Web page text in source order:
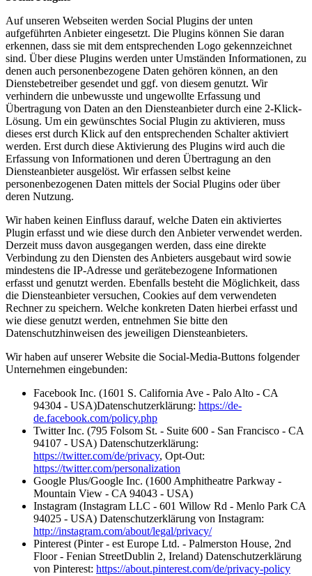
Auf unseren Webseiten werden Social Plugins der unten
aufgeführten Anbieter eingesetzt. Die Plugins können Sie daran
erkennen, dass sie mit dem entsprechenden Logo gekennzeichnet
sind. Über diese Plugins werden unter Umständen Informationen, zu
denen auch personenbezogene Daten gehören können, an den
Dienstebetreiber gesendet und ggf. von diesem genutzt. Wir
verhindern die unbewusste und ungewollte Erfassung und
Übertragung von Daten an den Diensteanbieter durch eine 2-Klick-
Lösung. Um ein gewünschtes Social Plugin zu aktivieren, muss
dieses erst durch Klick auf den entsprechenden Schalter aktiviert
werden. Erst durch diese Aktivierung des Plugins wird auch die
Erfassung von Informationen und deren Übertragung an den
Diensteanbieter ausgelöst. Wir erfassen selbst keine
personenbezogenen Daten mittels der Social Plugins oder über
deren Nutzung.
Wir haben keinen Einfluss darauf, welche Daten ein aktiviertes
Plugin erfasst und wie diese durch den Anbieter verwendet werden.
Derzeit muss davon ausgegangen werden, dass eine direkte
Verbindung zu den Diensten des Anbieters ausgebaut wird sowie
mindestens die IP-Adresse und gerätebezogene Informationen
erfasst und genutzt werden. Ebenfalls besteht die Möglichkeit, dass
die Diensteanbieter versuchen, Cookies auf dem verwendeten
Rechner zu speichern. Welche konkreten Daten hierbei erfasst und
wie diese genutzt werden, entnehmen Sie bitte den
Datenschutzhinweisen des jeweiligen Diensteanbieters.
Wir haben auf unserer Website die Social-Media-Buttons folgender
Unternehmen eingebunden:
Facebook Inc. (1601 S. California Ave - Palo Alto - CA
94304 - USA)Datenschutzerklärung: https://de-
de.facebook.com/policy.php
Twitter Inc. (795 Folsom St. - Suite 600 - San Francisco - CA
94107 - USA) Datenschutzerklärung:
https://twitter.com/de/privacy, Opt-Out:
https://twitter.com/personalization
Google Plus/Google Inc. (1600 Amphitheatre Parkway -
Mountain View - CA 94043 - USA)
Instagram (Instagram LLC - 601 Willow Rd - Menlo Park CA
94025 - USA) Datenschutzerklärung von Instagram:
http://instagram.com/about/legal/privacy/
Pinterest (Pinter - est Europe Ltd. - Palmerston House, 2nd
Floor - Fenian StreetDublin 2, Ireland) Datenschutzerklärung
von Pinterest: https://about.pinterest.com/de/privacy-policy